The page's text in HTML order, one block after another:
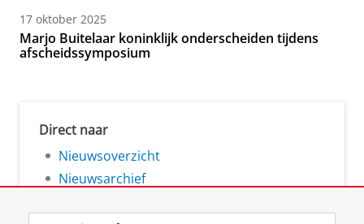
17 oktober 2025
Marjo Buitelaar koninklijk onderscheiden tijdens
afscheidssymposium
Direct naar
Nieuwsoverzicht
Nieuwsarchief